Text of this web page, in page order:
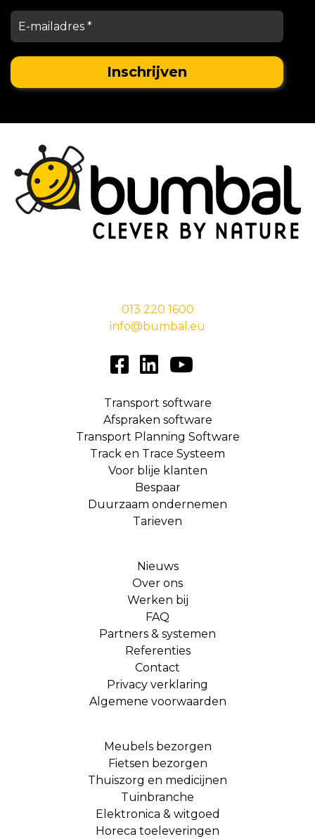
013 220 1600
info@bumbal.eu
Transport software
Afspraken software
Transport Planning Software
Track en Trace Systeem
Voor blije klanten
Bespaar
Duurzaam ondernemen
Tarieven
Nieuws
Over ons
Werken bij
FAQ
Partners & systemen
Referenties
Contact
Privacy verklaring
Algemene voorwaarden
Meubels bezorgen
Fietsen bezorgen
Thuiszorg en medicijnen
Tuinbranche
Elektronica & witgoed
Horeca toeleveringen